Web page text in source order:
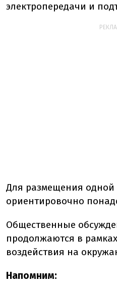
электропередачи и
Для размещения одной
ориентировочно
Общественные
продолжаются в
воздействия на
Напомним: